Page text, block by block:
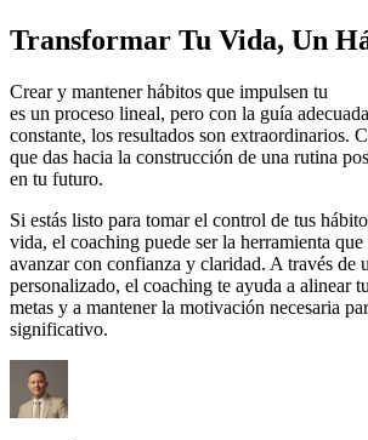
Transformar Tu Vida, Un
Crear y mantener hábitos que impulsen tu
es un proceso lineal, pero con la guía
constante, los resultados son extraordinarios.
que das hacia la construcción de una rutina
en tu futuro.
Si estás listo para tomar el control de tus
vida, el coaching puede ser la herramienta que
avanzar con confianza y claridad. A través de
personalizado, el coaching te ayuda a alinear
metas y a mantener la motivación necesaria
significativo.